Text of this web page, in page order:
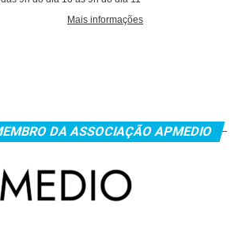
DA ASSOCIAÇÃO APMEDIO